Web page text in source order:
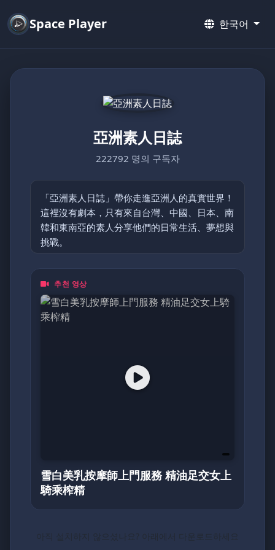
Space Player 한국어
亞洲素人日誌
222792 명의 구독자
「亞洲素人日誌」帶你走進亞洲人的真實世界！
這裡沒有劇本，只有來自台灣、中國、日本、南
韓和東南亞的素人分享他們的日常生活、夢想與
挑戰。
從鄉村的簡單快樂到都市的忙碌節奏，每支影片
都是一頁動人的日記。加入我們，探索亞洲最真
摯的面貌！
추천 영상
雪白美乳按摩師上門服務 精油足交女上
騎乘榨精
아직 설치하지 않으셨나요? 아래에서 다운로드하세요